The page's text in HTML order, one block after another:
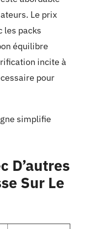
Le prix
les packs
équilibre
incite à
pour
simplifie
D’autres
Sur Le